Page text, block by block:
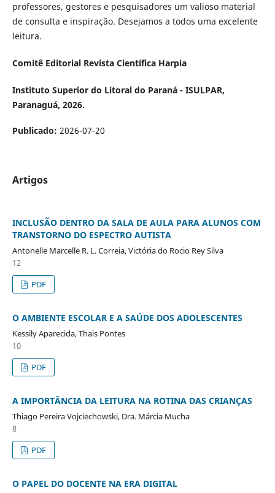
professores, gestores e pesquisadores um valioso material
de consulta e inspiração. Desejamos a todos uma excelente
leitura.
Comitê Editorial Revista Científica Harpia
Instituto Superior do Litoral do Paraná - ISULPAR,
Paranaguá, 2026.
Publicado: 2026-07-20
Artigos
INCLUSÃO DENTRO DA SALA DE AULA PARA ALUNOS COM
TRANSTORNO DO ESPECTRO AUTISTA
Antonelle Marcelle R. L. Correia, Victória do Rocio Rey Silva
12
PDF
O AMBIENTE ESCOLAR E A SAÚDE DOS ADOLESCENTES
Kessily Aparecida, Thais Pontes
10
PDF
A IMPORTÂNCIA DA LEITURA NA ROTINA DAS CRIANÇAS
Thiago Pereira Vojciechowski, Dra. Márcia Mucha
8
PDF
O PAPEL DO DOCENTE NA ERA DIGITAL